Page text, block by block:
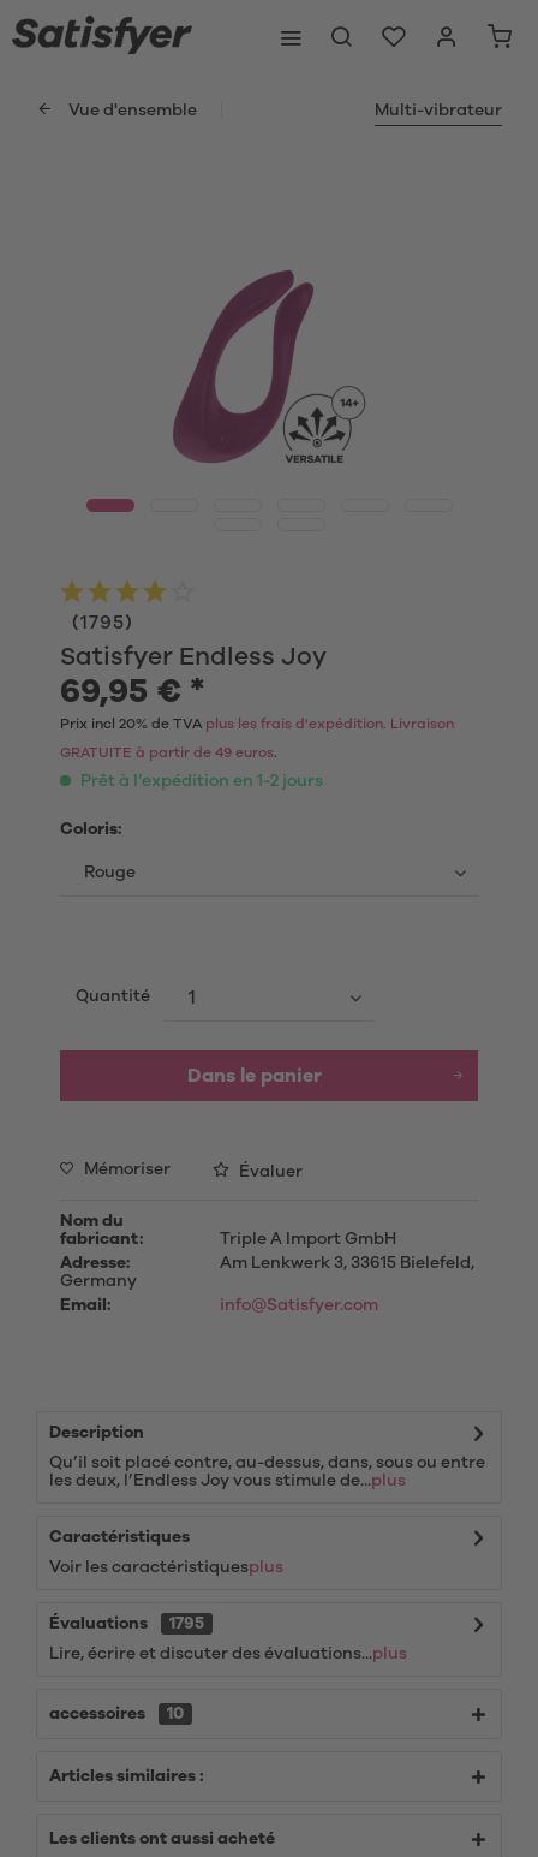
Vue d'ensemble Multi-vibrateur
Satisfyer Endless Joy
(1795)
69,95 € *
Prix incl 20% de TVA plus les frais d'expédition. Livraison
GRATUITE à partir de 49 euros.
Prêt à l’expédition en 1-2 jours
Coloris:
Quantité
Dans le panier
Mémoriser Évaluer
Nom du
fabricant:
Triple A Import GmbH
Adresse:
Am Lenkwerk 3, 33615 Bielefeld,
Germany
Email:
info@Satisfyer.com
Description
Qu’il soit placé contre, au-dessus, dans, sous ou entre
les deux, l’Endless Joy vous stimule de...plus
Caractéristiques
Voir les caractéristiquesplus
Évaluations
1795
Lire, écrire et discuter des évaluations...plus
accessoires 10
Articles similaires :
Les clients ont aussi acheté